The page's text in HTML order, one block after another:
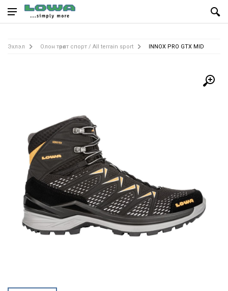
Эхлэл Олон төрөлт спорт / All terrain sport INNOX PRO GTX MID